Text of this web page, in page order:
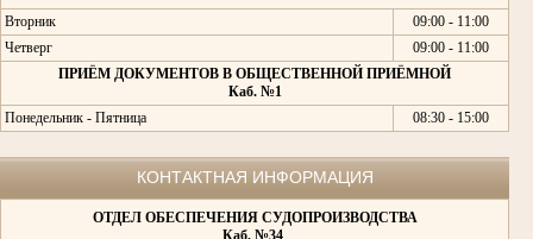
Вторник
09:00 - 11:00
Четверг
09:00 - 11:00
ПРИЁМ ДОКУМЕНТОВ В ОБЩЕСТВЕННОЙ ПРИЁМНОЙ
Каб. №1
Понедельник - Пятница
08:30 - 15:00
КОНТАКТНАЯ ИНФОРМАЦИЯ
ОТДЕЛ ОБЕСПЕЧЕНИЯ СУДОПРОИЗВОДСТВА
Каб. №34